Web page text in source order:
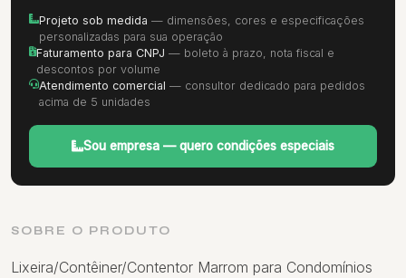
Projeto sob medida — dimensões, cores e especificações
personalizadas para sua operação
Faturamento para CNPJ — boleto à prazo, nota fiscal e
descontos por volume
Atendimento comercial — consultor dedicado para pedidos
acima de 5 unidades
Sou empresa — quero condições especiais
SOBRE O PRODUTO
Lixeira/Contêiner/Contentor Marrom para Condomínios